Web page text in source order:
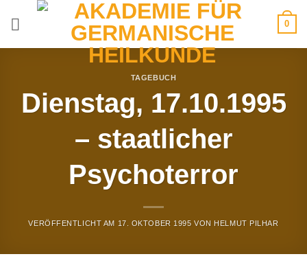
0
TAGEBUCH
Dienstag, 17.10.1995
– staatlicher
Psychoterror
VERÖFFENTLICHT AM 17. OKTOBER 1995 VON HELMUT PILHAR